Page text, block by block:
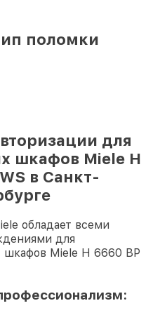
поломки
для
шкафов Miele H
в Санкт-
обладает всеми
для
шкафов Miele H 6660 BP